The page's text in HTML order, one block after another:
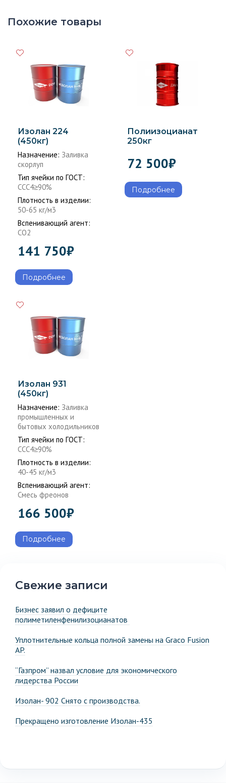
Похожие товары
Изолан 224
(450кг)
Назначение: Заливка
скорлуп
Тип ячейки по ГОСТ:
ССС4≥90%
Плотность в изделии:
50-65 кг/м3
Вспенивающий агент:
CO2
141 750₽
Подробнее
Полиизоцианат
250кг
72 500₽
Подробнее
Изолан 931
(450кг)
Назначение: Заливка
промышленных и
бытовых холодильников
Тип ячейки по ГОСТ:
ССС4≥90%
Плотность в изделии:
40-45 кг/м3
Вспенивающий агент:
Смесь фреонов
166 500₽
Подробнее
Свежие записи
Бизнес заявил о дефиците
полиметиленфенилизоцианатов
Уплотнительные кольца полной замены на Graco Fusion
AP.
“Газпром” назвал условие для экономического
лидерства России
Изолан- 902 Снято с производства.
Прекращено изготовление Изолан-435